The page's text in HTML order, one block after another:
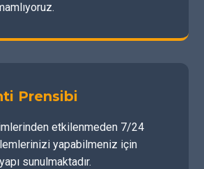
Prensibi
etkilenmeden 7/24
yapabilmeniz için
sunulmaktadır.